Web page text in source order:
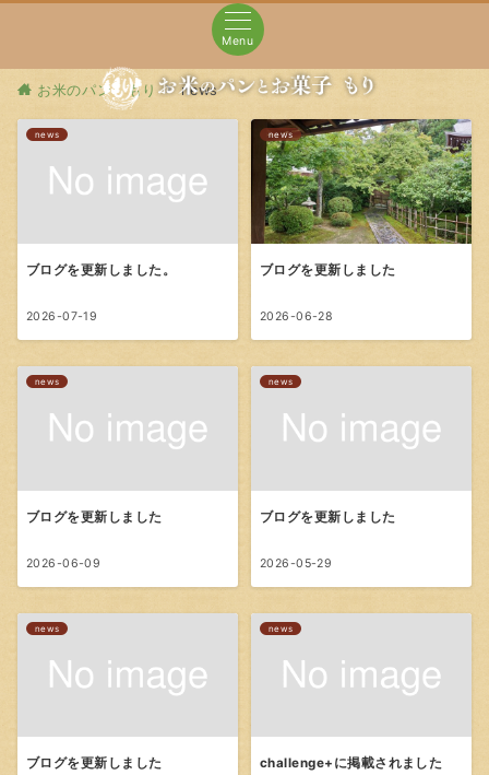
Menu
お米のパン もり news
news
ブログを更新しました。
2026-07-19
news
ブログを更新しました
2026-06-28
news
ブログを更新しました
2026-06-09
news
ブログを更新しました
2026-05-29
news
ブログを更新しました
news
challenge+に掲載されました